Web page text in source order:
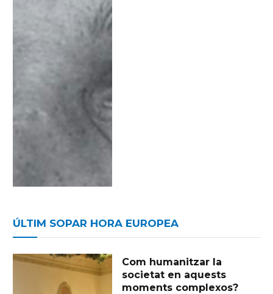
ÚLTIM SOPAR HORA EUROPEA
Com humanitzar la
societat en aquests
moments complexos?